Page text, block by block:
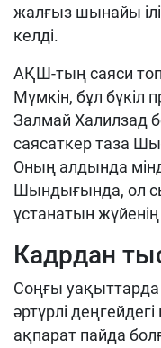
жалғыз шынайы
келді.
АҚШ-тың саяси
Мүмкін, бұл бүкіл
Залмай Халилзад
саясаткер таза
Оның алдында
Шындығында, ол
ұстанатын жүйенің
Кадрдан
Соңғы
әртүрлі
ақпарат пайда